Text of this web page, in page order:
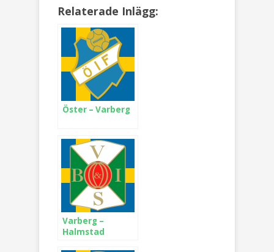
Relaterade Inlägg:
Öster – Varberg
Varberg –
Halmstad